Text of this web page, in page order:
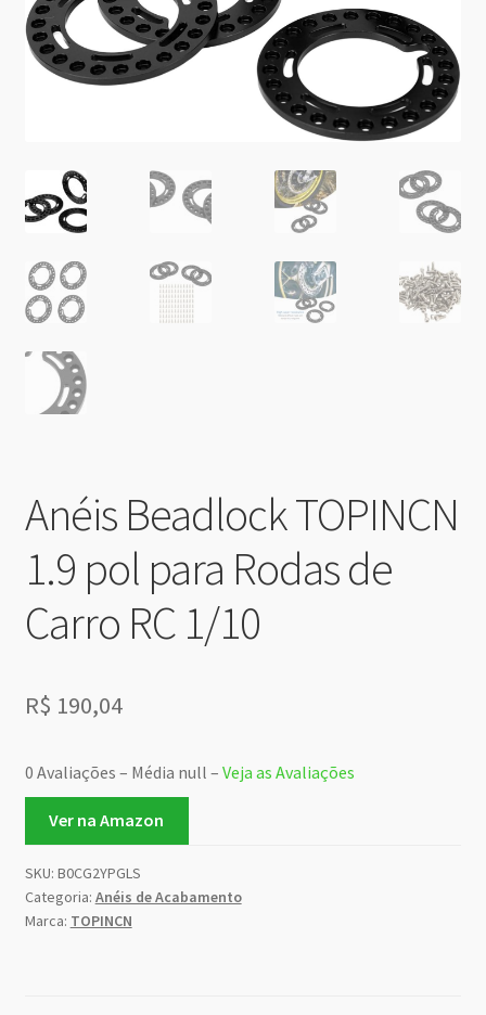
Anéis Beadlock TOPINCN
1.9 pol para Rodas de
Carro RC 1/10
R$ 190,04
0 Avaliações – Média null – Veja as Avaliações
Ver na Amazon
SKU: B0CG2YPGLS
Categoria: Anéis de Acabamento
Marca: TOPINCN